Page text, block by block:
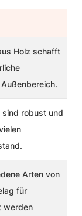
Holz schafft
sind robust und
Arten von
für
werden